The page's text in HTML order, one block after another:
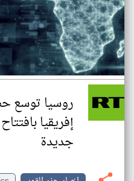
روسيا توسع
جديدة